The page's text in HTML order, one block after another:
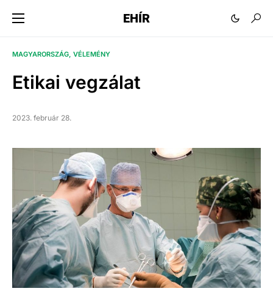
EHÍR
MAGYARORSZÁG VÉLEMÉNY
Etikai vegzálat
2023. február 28.